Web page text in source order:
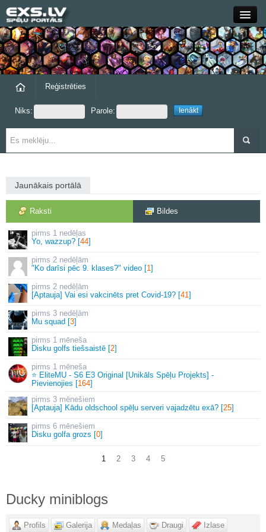
Close
Forums
Grupas
Reģistrēties
Niks: Parole:
Jaunākais portālā
Raksti Bildes
1 nedēļas
Yo, wazzup? [44]
2 nedēļām
"Ko darīsi pēc 9. klases?" video [1]
2 nedēļām
[Aptauja] Vai esi vakcinēts pret Covid-19? [41]
3 nedēļām
Mu squad [3]
1 mēneša
Disku golfs tiešsaistē [2]
1 mēneša
⭐ EliteMU - S6 E3 Original [Unikāls Spēļu Projekts] -
Pievienojies [164]
3 mēnešiem
[Aptauja] Kādu oldschool spēļu serveri vajadzētu exā? [25]
6 mēnešiem
Disku golfa grozs [0]
1 2 3 4 5
Ducky miniblogs
Profils Galerija Medaļas Draugi Izlase